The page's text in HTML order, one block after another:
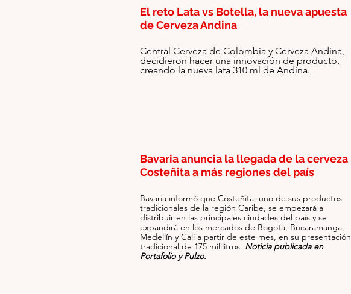
El reto Lata vs Botella, la nueva apuesta
de Cerveza Andina
Central Cerveza de Colombia y Cerveza Andina,
decidieron hacer una innovación de producto,
creando la nueva lata 310 ml de Andina.
Bavaria anuncia la llegada de la cerveza
Costeñita a más regiones del país
Bavaria informó que Costeñita, uno de sus productos
tradicionales de la región Caribe, se empezará a
distribuir en las principales ciudades del país y se
expandirá en los mercados de Bogotá, Bucaramanga,
Medellín y Cali a partir de este mes, en su presentación
tradicional de 175 mililitros. Noticia publicada en
Portafolio y Pulzo.